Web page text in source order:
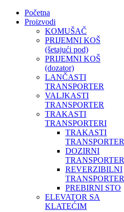
Početna
Proizvodi
KOMUŠAČ
PRIJEMNI KOŠ
(šetajući pod)
PRIJEMNI KOŠ
(dozator)
LANČASTI
TRANSPORTER
VALJKASTI
TRANSPORTER
TRAKASTI
TRANSPORTERI
TRAKASTI
TRANSPORTER
DOZIRNI
TRANSPORTER
REVERZIBILNI
TRANSPORTER
PREBIRNI STO
ELEVATOR SA
KLATEĆIM